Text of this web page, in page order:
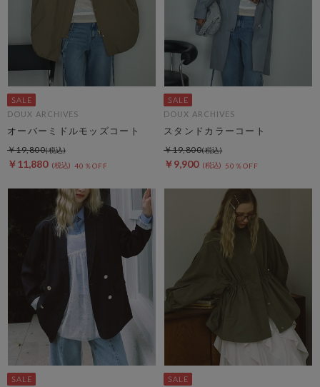
DOUX ARCHIVES
オーバーミドルモッズコート
￥11,880 40％OFF
￥19,800
DOUX ARCHIVES
スタンドカラーコート
￥9,900 50％OFF
￥19,800